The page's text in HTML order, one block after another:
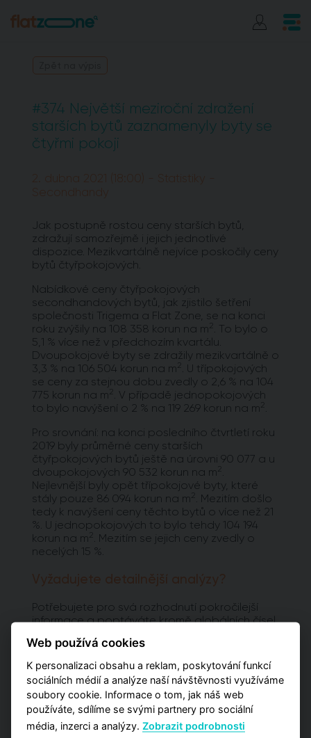
#374 Největší meziroční zdražení
starších bytů zaznamenyly byty se
čtyřmi pokoji
2. dubna 2021 (18:00) - Statistiky -
Secondhandy
Jak postupně rostou ceny starších bytů,
zdražují samozřejmě i jejich jednotlivé
dispozice. Mezikvartálně nejvíce poskočily ceny
bytů čtyřpokojových.
Nabídkové ceny čtyřpokojových
secondhandových bytů, jak zjistilo šetření
společnosti Trigema a Flat Zone, se na konci
roku zvýšily na 108 358 korun na m2 . To bylo o
5,1 % více než v předchozím kvartálu.
Dvoupokojové byty se zdražily mezikvartálně o
3,3 % na 106 504 korun na m2 . U třípokojových
se ceny za stejnou dobu zvedly o 2,6 % na 104
775 korun na m2 . V případě jednopokojových
to bylo navýšení o 2 % na 119 269 korun na m2 .
Pro srovnání: na konci posledního čtvrtletí roku
2019 byly průměrné ceny starších
čtyřpokojových bytů ještě na úrovni 90 077 a u
dvoupokojových 90 532 korun na m2 .
Nejlevnější byly opět třípokojové byty, které
stály pouze 86 094 korun na m2 . Mezitím došlo
tedy k navýšení ceny těchto bytů o více než 21
%. U jednopokojových to bylo tehdy 104 194
korun na m2 . Mezitím se jejich ceny zvedly o
necelých 15 %.
Vyžadujete detailnější analýzy?
Potřebujete pro svá rozhodnutí pokročilejší
informace a poptáváte kromě globálních čísel
pražských lokalit? Vyzkoušejte naší aplikaci
Analýzy trhu, kde máte příležitost zakoupit
jednu z detailních analýz vypracovaných pro
jednotlivé městské obvody.
PŘEJÍT NA ANALÝZY
Web používá cookies
K personalizaci obsahu a reklam, poskytování funkcí
sociálních médií a analýze naší návštěvnosti využíváme
soubory cookie. Informace o tom, jak náš web
používáte, sdílíme se svými partnery pro sociální
média, inzerci a analýzy.Zobrazit podrobnosti